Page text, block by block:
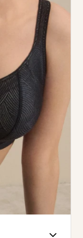
og form,
med
toppe
du
og næsten
og
du